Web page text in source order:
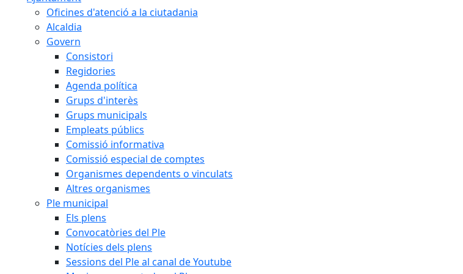
Oficines d'atenció a la ciutadania
Alcaldia
Govern
Consistori
Regidories
Agenda política
Grups d'interès
Grups municipals
Empleats públics
Comissió informativa
Comissió especial de comptes
Organismes dependents o vinculats
Altres organismes
Ple municipal
Els plens
Convocatòries del Ple
Notícies dels plens
Sessions del Ple al canal de Youtube